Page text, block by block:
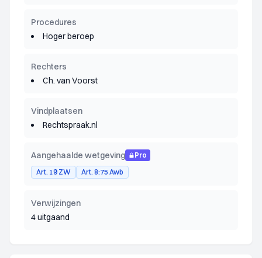
Procedures
Hoger beroep
Rechters
Ch. van Voorst
Vindplaatsen
Rechtspraak.nl
Aangehaalde wetgeving
Pro
Art. 19 ZW
Art. 8:75 Awb
Verwijzingen
4 uitgaand